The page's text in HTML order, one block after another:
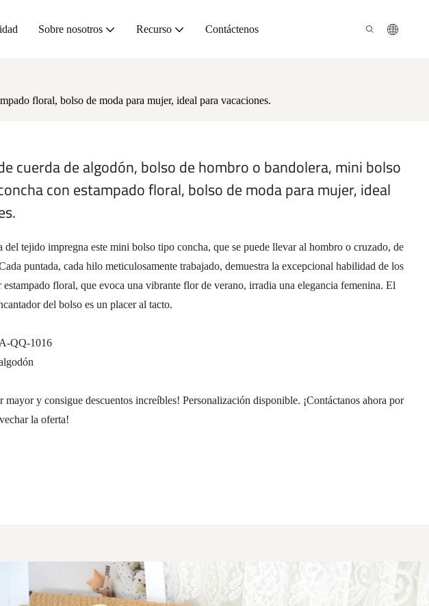
Sobre nosotros Recurso Contáctenos
floral, bolso de moda para mujer, ideal para vacaciones.
cuerda de algodón, bolso de hombro o bandolera, mini bolso
con estampado floral, bolso de moda para mujer, ideal
del tejido impregna este mini bolso tipo concha, que se puede llevar al hombro o cruzado, de
puntada, cada hilo meticulosamente trabajado, demuestra la excepcional habilidad de los
estampado floral, que evoca una vibrante flor de verano, irradia una elegancia femenina. El
del bolso es un placer al tacto.
QQ-1016
mayor y consigue descuentos increíbles! Personalización disponible. ¡Contáctanos ahora por
la oferta!